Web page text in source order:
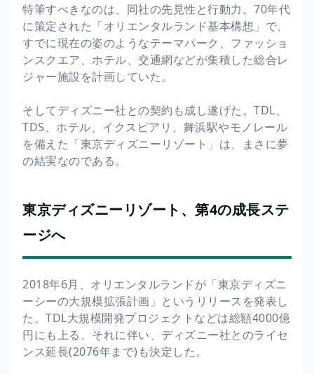
特筆すべきなのは、同社の先見性と行動力。70年代
に策定された「オリエンタルランド基本構想」で、
すでに現在の姿のようなテーマパーク、ファッショ
ンスクエア、ホテル、交通網などが集積した総合レ
ジャー施設を計画していた。
そしてディズニー社との契約も成し遂げた。TDL、
TDS、ホテル、イクスピアリ、舞浜駅やモノレール
を備えた「東京ディズニーリゾート」は、まさに夢
の結実なのである。
東京ディズニーリゾート、第4の成長ステ
ージへ
2018年6月、オリエンタルランドが「東京ディズニ
ーシーの大規模拡張計画」というリリースを発表し
た。TDL大規模開発プロジェクトなどは総額4000億
円にも上る。それに伴い、ディズニー社とのライセ
ンス延長(2076年まで)も決定した。